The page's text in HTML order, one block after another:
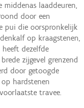
middenas laaddeuren,
door een
pui die oorspronkelijk
op kraagstenen,
dezelfde
zijgevel grenzend
door getoogde
hardstenen
travee.